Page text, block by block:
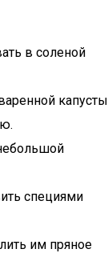
в соленой
капусты
специями
им пряное